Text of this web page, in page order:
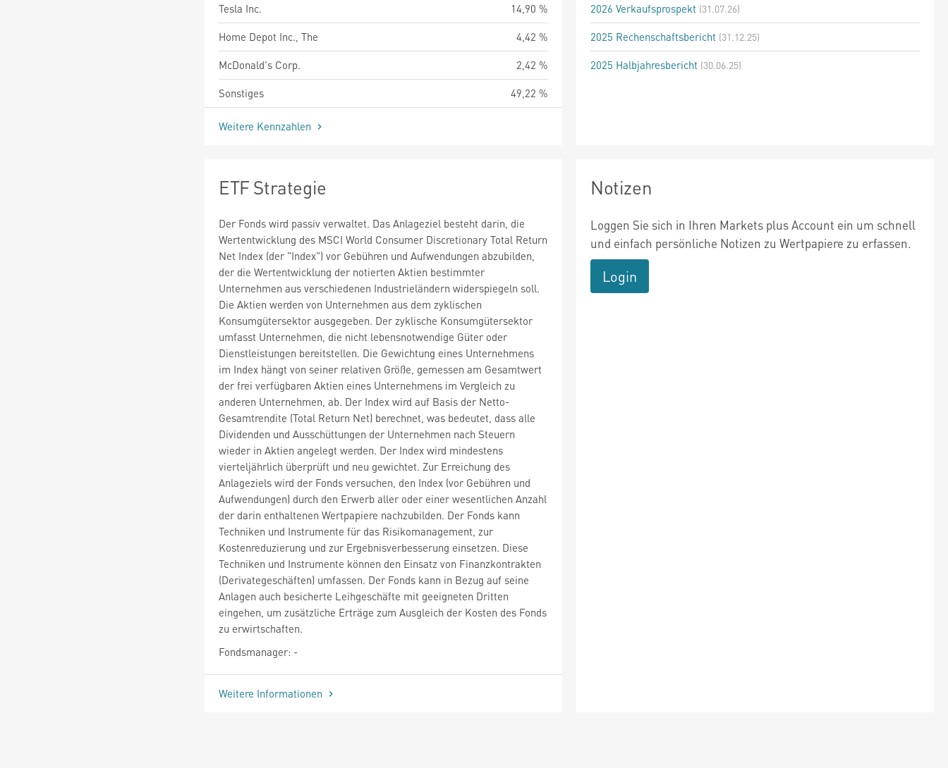
Tesla Inc.
14,90 %
Home Depot Inc., The
4,42 %
McDonald's Corp.
2,42 %
Sonstiges
49,22 %
Weitere Kennzahlen
2026 Verkaufsprospekt (31.07.26)
2025 Rechenschaftsbericht (31.12.25)
2025 Halbjahresbericht (30.06.25)
ETF Strategie
Der Fonds wird passiv verwaltet. Das Anlageziel besteht darin, die
Wertentwicklung des MSCI World Consumer Discretionary Total Return
Net Index (der "Index") vor Gebühren und Aufwendungen abzubilden,
der die Wertentwicklung der notierten Aktien bestimmter
Unternehmen aus verschiedenen Industrieländern widerspiegeln soll.
Die Aktien werden von Unternehmen aus dem zyklischen
Konsumgütersektor ausgegeben. Der zyklische Konsumgütersektor
umfasst Unternehmen, die nicht lebensnotwendige Güter oder
Dienstleistungen bereitstellen. Die Gewichtung eines Unternehmens
im Index hängt von seiner relativen Größe, gemessen am Gesamtwert
der frei verfügbaren Aktien eines Unternehmens im Vergleich zu
anderen Unternehmen, ab. Der Index wird auf Basis der Netto-
Gesamtrendite (Total Return Net) berechnet, was bedeutet, dass alle
Dividenden und Ausschüttungen der Unternehmen nach Steuern
wieder in Aktien angelegt werden. Der Index wird mindestens
vierteljährlich überprüft und neu gewichtet. Zur Erreichung des
Anlageziels wird der Fonds versuchen, den Index (vor Gebühren und
Aufwendungen) durch den Erwerb aller oder einer wesentlichen Anzahl
der darin enthaltenen Wertpapiere nachzubilden. Der Fonds kann
Techniken und Instrumente für das Risikomanagement, zur
Kostenreduzierung und zur Ergebnisverbesserung einsetzen. Diese
Techniken und Instrumente können den Einsatz von Finanzkontrakten
(Derivategeschäften) umfassen. Der Fonds kann in Bezug auf seine
Anlagen auch besicherte Leihgeschäfte mit geeigneten Dritten
eingehen, um zusätzliche Erträge zum Ausgleich der Kosten des Fonds
zu erwirtschaften.
Fondsmanager: -
Weitere Informationen
Notizen
Loggen Sie sich in Ihren Markets plus Account ein um schnell
und einfach persönliche Notizen zu Wertpapiere zu erfassen.
Login